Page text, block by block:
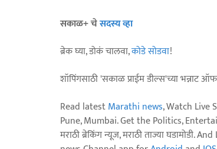
सकाळ+ चेसदस्य व्हा
ब्रेक घ्या, डोकं चालवा,कोडे सोडवा!
शॉपिंगसाठी 'सकाळ प्राईम डील्स'च्या भन्नाट
Read latestMarathi news, Watch Live
Pune, Mumbai. Get the Politics,
मराठी ब्रेकिंग न्यूज, मराठी ताज्या